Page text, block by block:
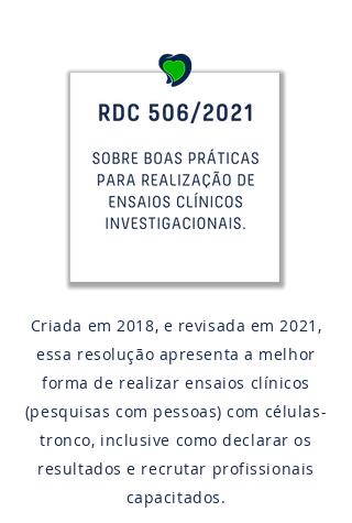
Criada em 2018, e revisada em 2021,
essa resolução apresenta a melhor
forma de realizar ensaios clínicos
(pesquisas com pessoas) com células-
tronco, inclusive como declarar os
resultados e recrutar profissionais
capacitados.